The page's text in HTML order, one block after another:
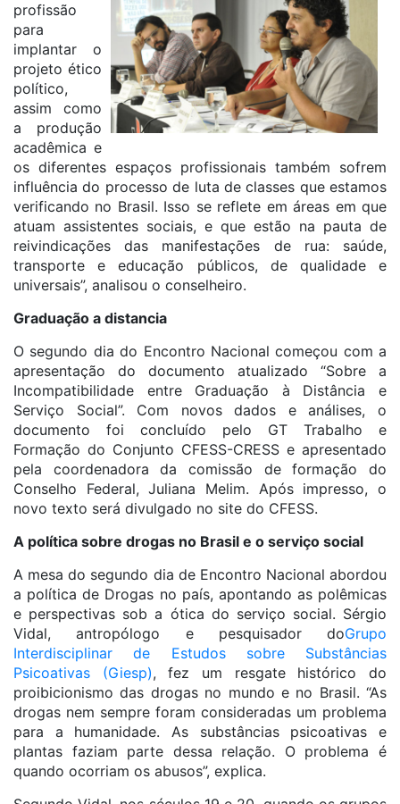
profissão
para
implantar o
projeto ético
político,
assim como
a produção
acadêmica e
os diferentes espaços profissionais também sofrem
influência do processo de luta de classes que estamos
verificando no Brasil. Isso se reflete em áreas em que
atuam assistentes sociais, e que estão na pauta de
reivindicações das manifestações de rua: saúde,
transporte e educação públicos, de qualidade e
universais”, analisou o conselheiro.
Graduação a distancia
O segundo dia do Encontro Nacional começou com a
apresentação do documento atualizado “Sobre a
Incompatibilidade entre Graduação à Distância e
Serviço Social”. Com novos dados e análises, o
documento foi concluído pelo GT Trabalho e
Formação do Conjunto CFESS-CRESS e apresentado
pela coordenadora da comissão de formação do
Conselho Federal, Juliana Melim. Após impresso, o
novo texto será divulgado no site do CFESS.
A política sobre drogas no Brasil e o serviço social
A mesa do segundo dia de Encontro Nacional abordou
a política de Drogas no país, apontando as polêmicas
e perspectivas sob a ótica do serviço social. Sérgio
Vidal, antropólogo e pesquisador doGrupo
Interdisciplinar de Estudos sobre Substâncias
Psicoativas (Giesp), fez um resgate histórico do
proibicionismo das drogas no mundo e no Brasil. “As
drogas nem sempre foram consideradas um problema
para a humanidade. As substâncias psicoativas e
plantas faziam parte dessa relação. O problema é
quando ocorriam os abusos”, explica.